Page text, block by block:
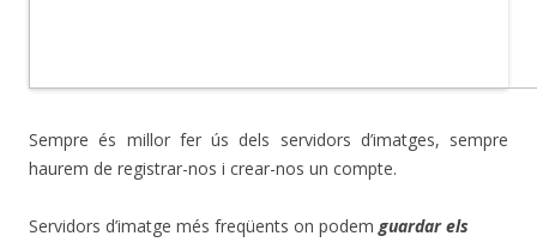
Sempre és millor fer ús dels servidors d’imatges, sempre
haurem de registrar-nos i crear-nos un compte.
Servidors d’imatge més freqüents on podemguardar els